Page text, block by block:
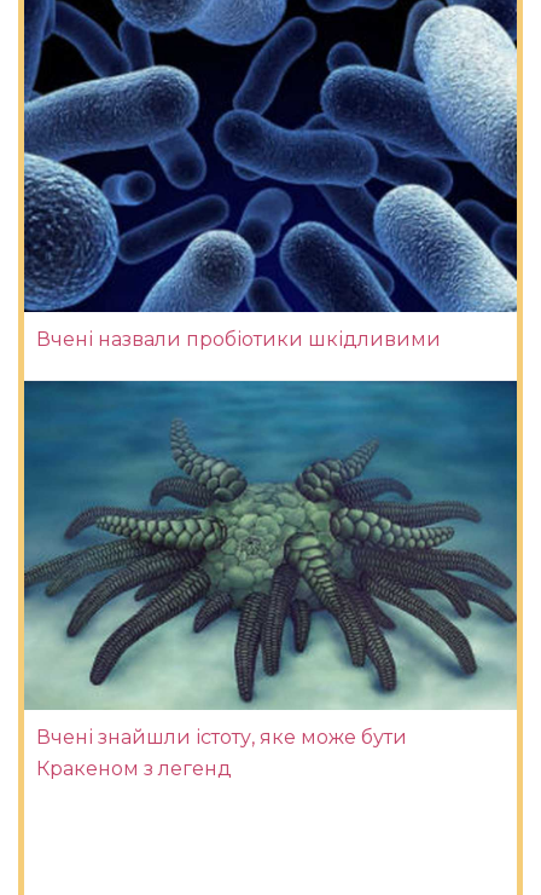
Вчені назвали пробіотики шкідливими
Вчені знайшли істоту, яке може бути
Кракеном з легенд